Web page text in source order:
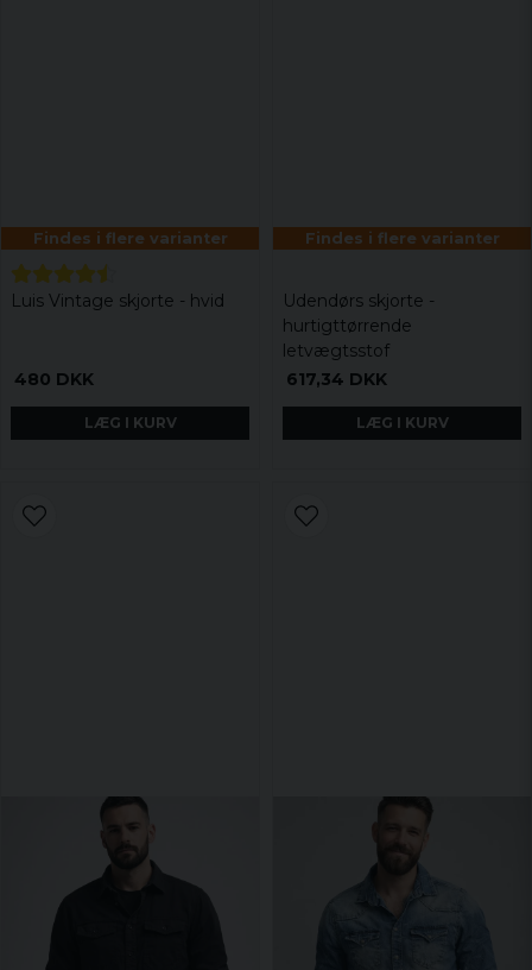
Findes i flere varianter
Luis Vintage skjorte - hvid
480 DKK
LÆG I KURV
Findes i flere varianter
Udendørs skjorte -
hurtigttørrende
letvægtsstof
617,34 DKK
LÆG I KURV